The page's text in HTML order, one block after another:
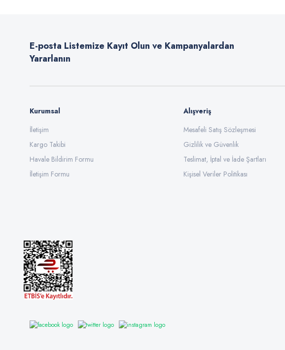
Ürün fiyatı diğer sitelerden daha pahalı.
Bu ürüne benzer farklı alternatifler olmalı.
E-posta Listemize Kayıt Olun ve Kampanyalardan
Yararlanın
Kurumsal
İletişim
Kargo Takibi
Havale Bildirim Formu
İletişim Formu
Alışveriş
Mesafeli Satış Sözleşmesi
Gizlilik ve Güvenlik
Teslimat, İptal ve İade Şartları
Kişisel Veriler Politikası